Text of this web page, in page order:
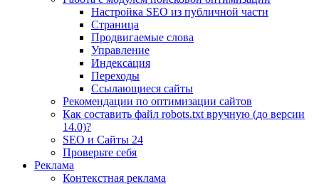
Настройка SEO из публичной части
Страница
Продвигаемые слова
Управление
Индексация
Переходы
Ссылающиеся сайты
Рекомендации по оптимизации сайтов
Как составить файл robots.txt вручную (до версии
14.0)?
SEO и Сайты 24
Проверьте себя
Реклама
Контекстная реклама